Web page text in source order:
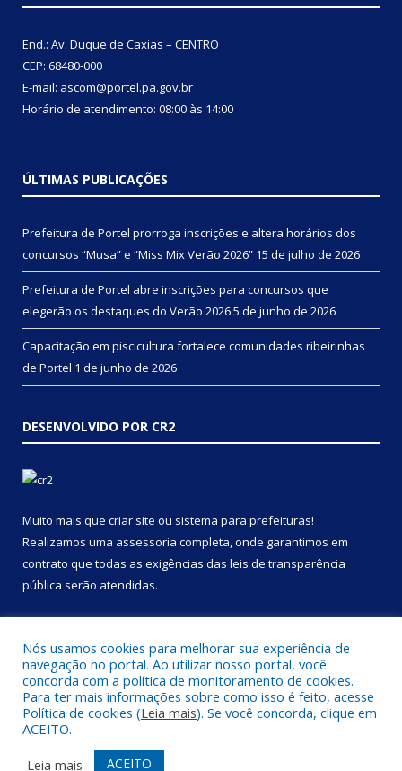
End.: Av. Duque de Caxias – CENTRO
CEP: 68480-000
E-mail: ascom@portel.pa.gov.br
Horário de atendimento: 08:00 às 14:00
ÚLTIMAS PUBLICAÇÕES
Prefeitura de Portel prorroga inscrições e altera horários dos
concursos “Musa” e “Miss Mix Verão 2026” 15 de julho de 2026
Prefeitura de Portel abre inscrições para concursos que
elegerão os destaques do Verão 20265 de junho de 2026
Capacitação em piscicultura fortalece comunidades ribeirinhas
de Portel 1 de junho de 2026
DESENVOLVIDO POR CR2
Muito mais que criar site ou sistema para prefeituras!
Realizamos uma assessoria completa, onde garantimos em
contrato que todas as exigências das leis de transparência
pública serão atendidas.
Todos os direitos reservados a Prefeitura Municipal de Portel.
Mapa do Site
Acessar Área Administrativa
Nós usamos cookies para melhorar sua experiência de
navegação no portal. Ao utilizar nosso portal, você
concorda com a política de monitoramento de cookies.
Para ter mais informações sobre como isso é feito, acesse
Política de cookies (Leia mais). Se você concorda, clique em
ACEITO.
Leia mais
ACEITO